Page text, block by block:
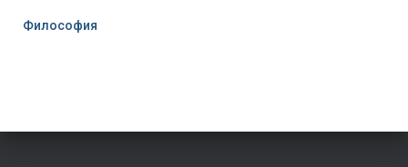
Философия